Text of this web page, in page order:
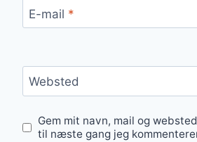
E-mail *
Websted
Gem mit navn, mail og
til næste gang jeg